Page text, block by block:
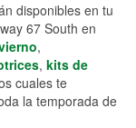
disponibles en tu
67 South en
,
, kits de
cuales te
la temporada de